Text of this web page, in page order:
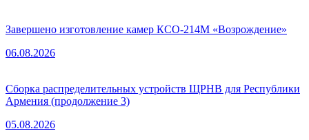
Завершено изготовление камер КСО-214М «Возрождение»
06.08.2026
Сборка распределительных устройств ЩРНВ для Республики
Армения (продолжение 3)
05.08.2026